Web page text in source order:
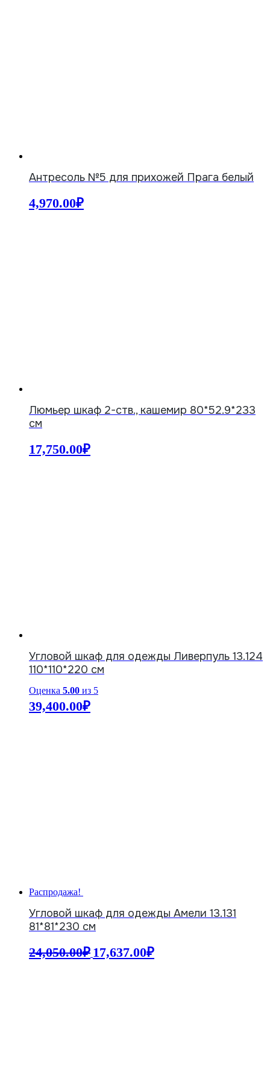
Антресоль №5 для прихожей Прага белый
4,970.00₽
Люмьер шкаф 2-ств., кашемир 80*52.9*233
см
17,750.00₽
Угловой шкаф для одежды Ливерпуль 13.124
110*110*220 см
Оценка 5.00 из 5
39,400.00₽
Распродажа!
Угловой шкаф для одежды Амели 13.131
81*81*230 см
24,050.00₽ Первоначальная
цена
17,637.00₽Текущая
цена: